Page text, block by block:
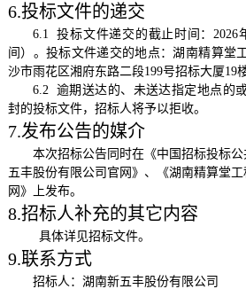
6.投标文件的递交
6.1 投标文件递交的截止时间：2026
间）。投标文件递交的地点：湖南精算堂
沙市雨花区湘府东路二段199号招标大厦19
6.2 逾期送达的、未送达指定地点的
封的投标文件，招标人将予以拒收。
7.发布公告的媒介
本次招标公告同时在《中国招标投标
五丰股份有限公司官网》、《湖南精算堂
网》上发布。
8.招标人补充的其它内容
具体详见招标文件。
9.联系方式
招标人 ： 湖南新五丰股份有限公司